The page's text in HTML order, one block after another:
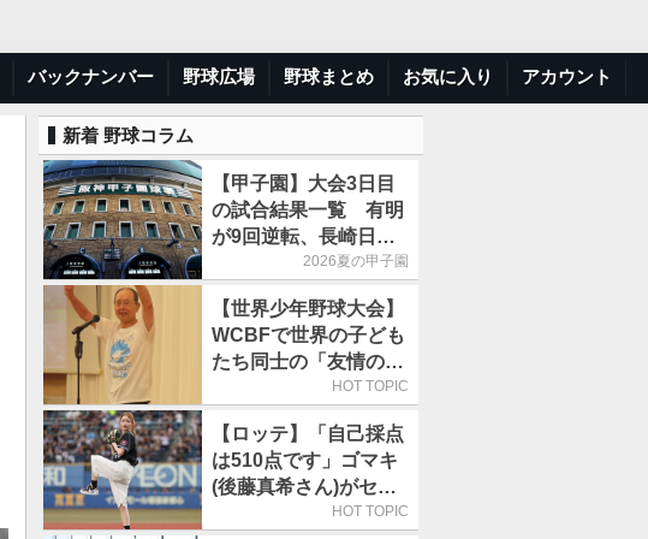
バックナンバー 野球広場 野球まとめ お気に入り アカウント
新着 野球コラム
【甲子園】大会3日目
の試合結果一覧 有明
が9回逆転、長崎日大
は15得点で大勝2026夏の甲子園
【世界少年野球大会】
WCBFで世界の子ども
たち同士の「友情の
輪」が広がる理由HOT TOPIC
【ロッテ】「自己採点
は510点です」ゴマキ
(後藤真希さん)がセレ
モニアルピッチHOT TOPIC